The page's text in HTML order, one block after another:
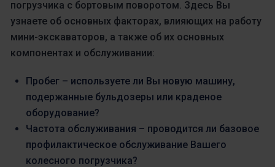
погрузчика с бортовым поворотом. Здесь Вы
узнаете об основных факторах, влияющих на работу
мини-экскаваторов, а также об их основных
компонентах и обслуживании:
Пробег – используете ли Вы новую машину,
подержанные бульдозеры или краденое
оборудование?
Частота обслуживания – проводится ли базовое
профилактическое обслуживание Вашего
колесного погрузчика?